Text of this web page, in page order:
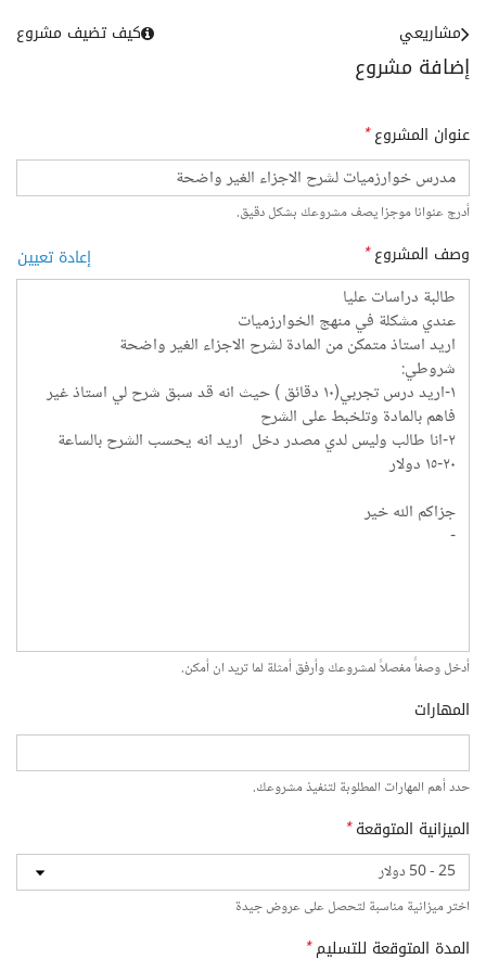
إضافة مشروع
مشاريعي كيف تضيف مشروع
عنوان المشروع*
أدرج عنوانا موجزا يصف مشروعك بشكل دقيق.
وصف المشروع* إعادة تعيين
أدخل وصفاً مفصلاً لمشروعك وأرفق أمثلة لما تريد ان أمكن.
المهارات
حدد أهم المهارات المطلوبة لتنفيذ مشروعك.
الميزانية المتوقعة*
اختر ميزانية مناسبة لتحصل على عروض جيدة
المدة المتوقعة للتسليم*